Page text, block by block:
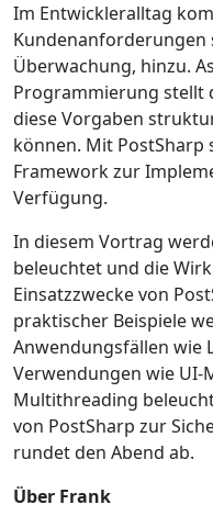
Im Entwickleralltag
Kundenanforderungen
Überwachung, hinzu.
Programmierung stellt
diese Vorgaben
können. Mit PostSharp
Framework zur
Verfügung.
In diesem Vortrag
beleuchtet und die
Einsatzzwecke von
praktischer Beispiele
Anwendungsfällen wie
Verwendungen wie UI-
Multithreading
von PostSharp zur
rundet den Abend ab.
Über Frank